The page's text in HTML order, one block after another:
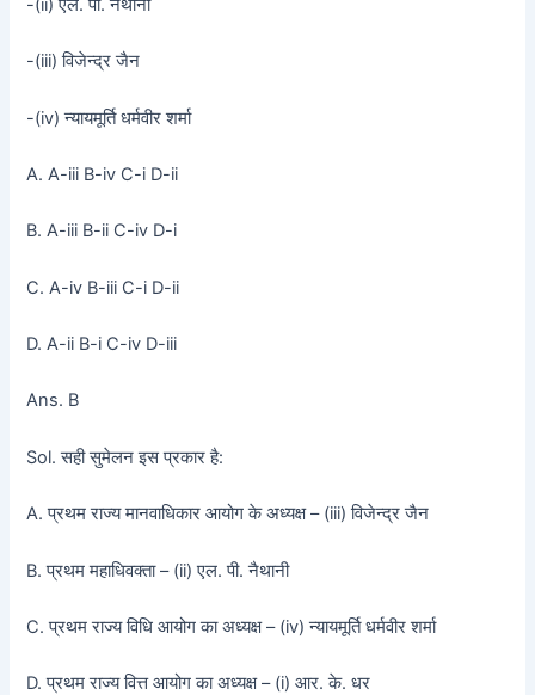
-(ii) एल. पी. नैथानी
-(iii) विजेन्द्र जैन
-(iv) न्यायमूर्ति धर्मवीर शर्मा
A. A-iii B-iv C-i D-ii
B. A-iii B-ii C-iv D-i
C. A-iv B-iii C-i D-ii
D. A-ii B-i C-iv D-iii
Ans. B
Sol. सही सुमेलन इस प्रकार है:
A. प्रथम राज्य मानवाधिकार आयोग के अध्यक्ष – (iii) विजेन्द्र जैन
B. प्रथम महाधिवक्ता – (ii) एल. पी. नैथानी
C. प्रथम राज्य विधि आयोग का अध्यक्ष – (iv) न्यायमूर्ति धर्मवीर शर्मा
D. प्रथम राज्य वित्त आयोग का अध्यक्ष – (i) आर. के. धर